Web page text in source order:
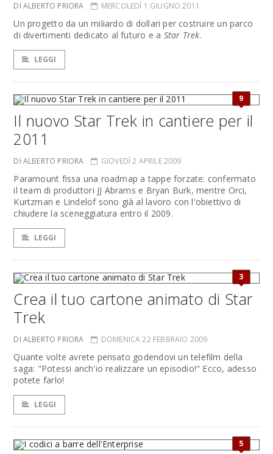
DI ALBERTO PRIORA MERCOLEDÌ 1 GIUGNO 2011
Un progetto da un miliardo di dollari per costruire un parco
di divertimenti dedicato al futuro e a Star Trek.
LEGGI
9
Il nuovo Star Trek in cantiere per il
2011
DI ALBERTO PRIORA GIOVEDÌ 2 APRILE 2009
Paramount fissa una roadmap a tappe forzate: confermato
il team di produttori JJ Abrams e Bryan Burk, mentre Orci,
Kurtzman e Lindelof sono già al lavoro con l'obiettivo di
chiudere la sceneggiatura entro il 2009.
LEGGI
3
Crea il tuo cartone animato di Star
Trek
DI ALBERTO PRIORA DOMENICA 22 FEBBRAIO 2009
Quante volte avrete pensato godendovi un telefilm della
saga: "Potessi anch'io realizzare un episodio!" Ecco, adesso
potete farlo!
LEGGI
5